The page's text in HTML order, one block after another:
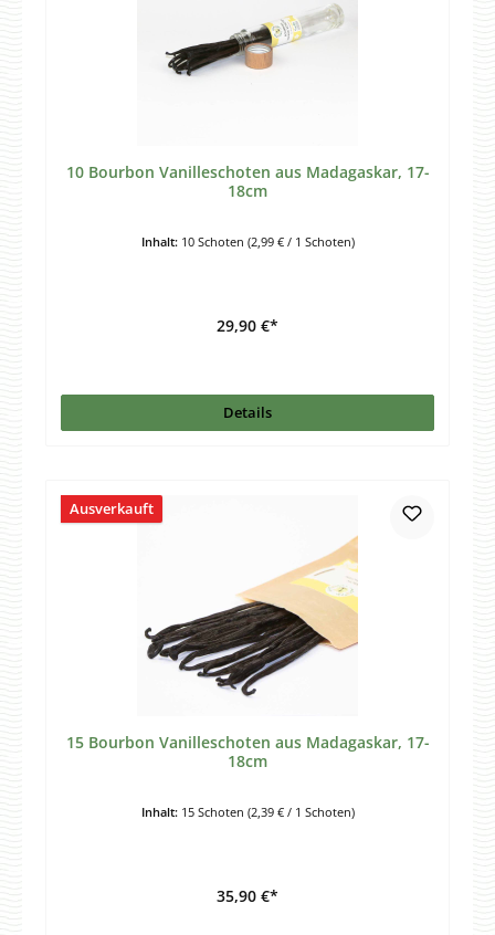
10 Bourbon Vanilleschoten aus Madagaskar, 17-
18cm
Inhalt: 10 Schoten (2,99 € / 1 Schoten)
29,90 €*
Details
Ausverkauft
15 Bourbon Vanilleschoten aus Madagaskar, 17-
18cm
Inhalt: 15 Schoten (2,39 € / 1 Schoten)
35,90 €*